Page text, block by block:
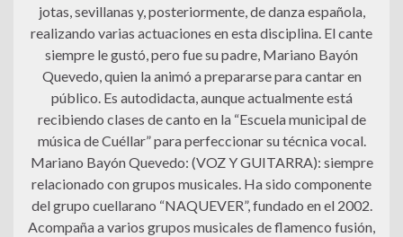
jotas, sevillanas y, posteriormente, de danza española,
realizando varias actuaciones en esta disciplina. El cante
siempre le gustó, pero fue su padre, Mariano Bayón
Quevedo, quien la animó a prepararse para cantar en
público. Es autodidacta, aunque actualmente está
recibiendo clases de canto en la “Escuela municipal de
música de Cuéllar” para perfeccionar su técnica vocal.
Mariano Bayón Quevedo: (VOZ Y GUITARRA): siempre
relacionado con grupos musicales. Ha sido componente
del grupo cuellarano “NAQUEVER”, fundado en el 2002.
Acompaña a varios grupos musicales de flamenco fusión,